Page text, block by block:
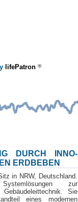
lifePatron ®
DURCH INNO-
ERDBEBEN
in NRW, Deutschland.
zur
Sie
eines modernen